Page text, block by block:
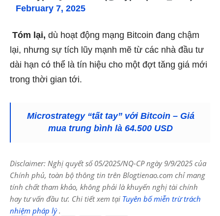
February 7, 2025
Tóm lại, dù hoạt động mạng Bitcoin đang chậm
lại, nhưng sự tích lũy mạnh mẽ từ các nhà đầu tư
dài hạn có thể là tín hiệu cho một đợt tăng giá mới
trong thời gian tới.
Microstrategy “tất tay” với Bitcoin – Giá
mua trung bình là 64.500 USD
Disclaimer: Nghị quyết số 05/2025/NQ-CP ngày 9/9/2025 của
Chính phủ, toàn bộ thông tin trên Blogtienao.com chỉ mang
tính chất tham khảo, không phải là khuyến nghị tài chính
hay tư vấn đầu tư. Chi tiết xem tại Tuyên bố miễn trừ trách
nhiệm pháp lý.